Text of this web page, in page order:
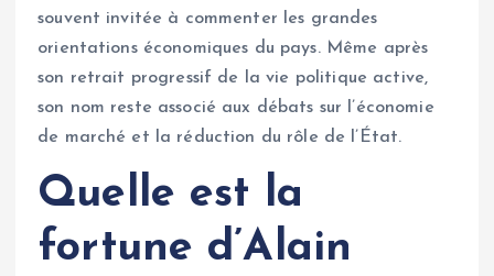
souvent invitée à commenter les grandes
orientations économiques du pays. Même après
son retrait progressif de la vie politique active,
son nom reste associé aux débats sur l’économie
de marché et la réduction du rôle de l’État.
Quelle est la
fortune d’Alain